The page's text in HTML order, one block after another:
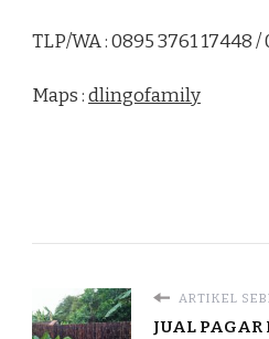
TLP/WA : 0895 3761 17448 /
Maps :dlingofamily
ARTIKEL
JUAL PAGAR